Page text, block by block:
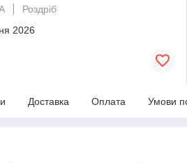
Роздріб
2026
Доставка Оплата Умови